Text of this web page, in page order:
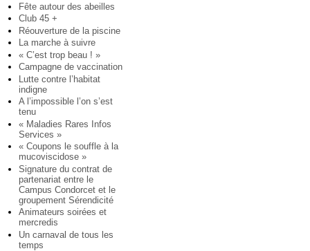
Fête autour des abeilles
Club 45 +
Réouverture de la piscine
La marche à suivre
« C’est trop beau ! »
Campagne de vaccination
Lutte contre l’habitat
indigne
A l’impossible l’on s’est
tenu
« Maladies Rares Infos
Services »
« Coupons le souffle à la
mucoviscidose »
Signature du contrat de
partenariat entre le
Campus Condorcet et le
groupement Sérendicité
Animateurs soirées et
mercredis
Un carnaval de tous les
temps